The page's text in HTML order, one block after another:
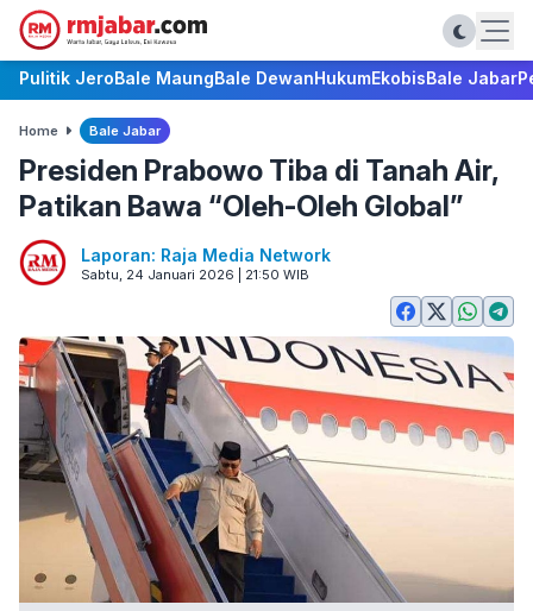
Pulitik JeroBale MaungBale DewanHukumEkobisBale Jabar
Home Bale Jabar
Presiden Prabowo Tiba di Tanah Air,
Patikan Bawa “Oleh-Oleh Global”
Laporan: Raja Media Network
Sabtu, 24 Januari 2026 | 21:50 WIB